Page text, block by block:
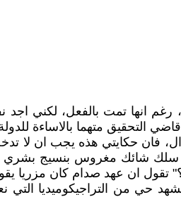
رغم انها تمت بالفعل، لكني
التحقيق متهما بالاساءة
فان حكايتي هذه يجب ان لا
سلك شائك مغروس بنسيج بشري ،
تقول ان عهد صدام كان مزريا
حي من التراجيكوميديا التي